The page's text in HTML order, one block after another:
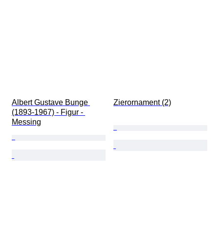
Albert Gustave Bunge
(1893-1967) - Figur -
Messing
Zierornament (2)